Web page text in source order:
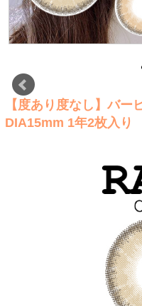
【度あり度なし】バー
DIA15mm 1年2枚入り